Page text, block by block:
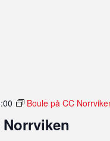
Boule på CC